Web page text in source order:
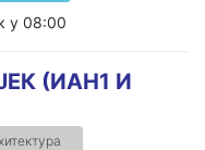
у 08:00
(ИАН1 И